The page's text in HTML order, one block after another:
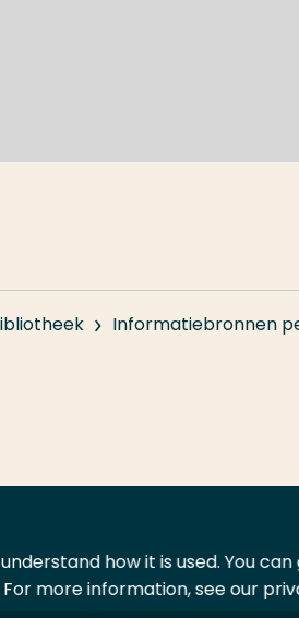
Informatiebronnen
how it is used. You
more information, see our